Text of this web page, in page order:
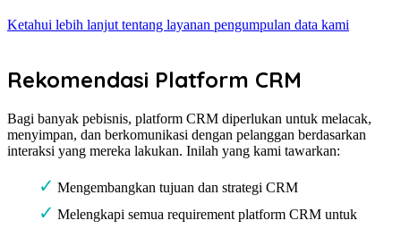
Ketahui lebih lanjut tentang layanan pengumpulan data kami
Rekomendasi Platform CRM
Bagi banyak pebisnis, platform CRM diperlukan untuk melacak,
menyimpan, dan berkomunikasi dengan pelanggan berdasarkan
interaksi yang mereka lakukan. Inilah yang kami tawarkan:
Mengembangkan tujuan dan strategi CRM
Melengkapi semua requirement platform CRM untuk